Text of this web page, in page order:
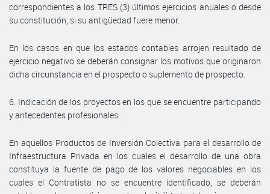
correspondientes a los TRES (3) últimos ejercicios anuales o desde
su constitución, si su antigüedad fuere menor.
En los casos en que los estados contables arrojen resultado de
ejercicio negativo se deberán consignar los motivos que originaron
dicha circunstancia en el prospecto o suplemento de prospecto.
6. Indicación de los proyectos en los que se encuentre participando
y antecedentes profesionales.
En aquellos Productos de Inversión Colectiva para el desarrollo de
Infraestructura Privada en los cuales el desarrollo de una obra
constituya la fuente de pago de los valores negociables en los
cuales el Contratista no se encuentre identificado, se deberán